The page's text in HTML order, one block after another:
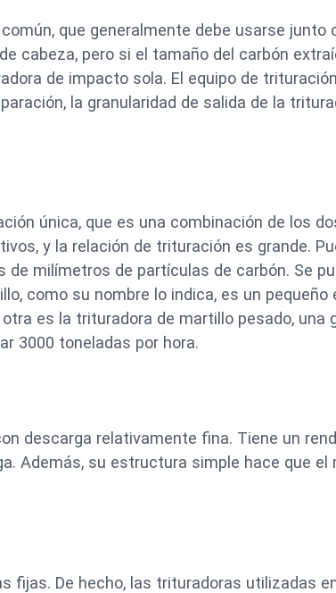
que generalmente debe usarse junto
cabeza, pero si el tamaño del carbón
de impacto sola. El equipo de
la granularidad de salida de la
única, que es una combinación de los
y la relación de trituración es grande.
milímetros de partículas de carbón. Se
como su nombre lo indica, es un pequeño
es la trituradora de martillo pesado, una
3000 toneladas por hora.
descarga relativamente fina. Tiene un
Además, su estructura simple hace que el
fijas. De hecho, las trituradoras utilizadas